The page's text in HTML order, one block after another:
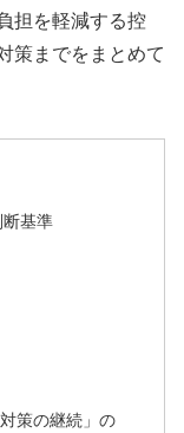
担を軽減する控
策までをまとめて
基準
策の継続」の